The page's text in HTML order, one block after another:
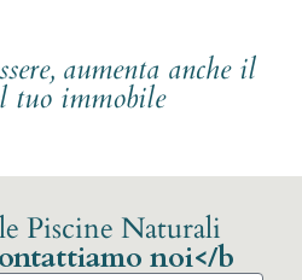
aumenta anche il
tuo immobile
Piscine Naturali
noi</b